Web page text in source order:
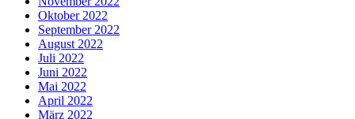
Oktober 2022
September 2022
August 2022
Juli 2022
Juni 2022
Mai 2022
April 2022
März 2022